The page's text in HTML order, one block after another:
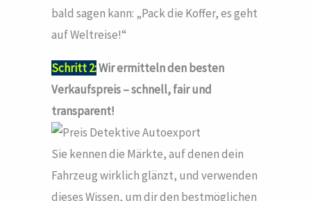
bald sagen kann: „Pack die Koffer, es geht
auf Weltreise!“
Schritt 2:Wir ermitteln den besten
Verkaufspreis – schnell, fair und
transparent!
Sie kennen die Märkte, auf denen dein
Fahrzeug wirklich glänzt, und verwenden
dieses Wissen, um dir den bestmöglichen